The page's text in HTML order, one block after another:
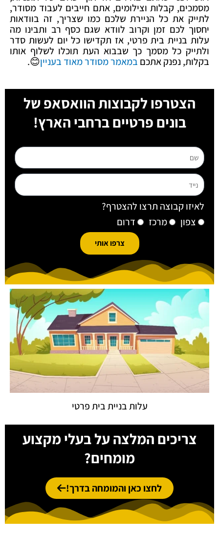
מסמכים, קבלות וצילומים, אתם חייבים לעבוד מסודר,
לתייק את כל הניירת שלכם כמו שצריך, זה בוודאות
יחסוך לכם זמן וקרוב לוודא שגם כסף רב ותבינו מה
עלות בניית בית פרטי, אז תקדישו כל יום לעשות סדר
ולתייק כל מסמך כך שבבוא העת תוכלו לשלוף אותו
בקלות, נפנק אתכם במאמר מסודר מאוד בעניין😊.
הצטרפו לקבוצות הוואסאפ של
בונים פרטיים ברחבי הארץ!
שם
נייד
לאיזו קבוצה תרצו להצטרף?
קבוצה
צפון מרכז דרום
צרפו אותי
עלות בניית בית פרטי
צריכים המלצה על בעלי מקצוע
מומחים?
לחצו כאן והמומחה בדרך!